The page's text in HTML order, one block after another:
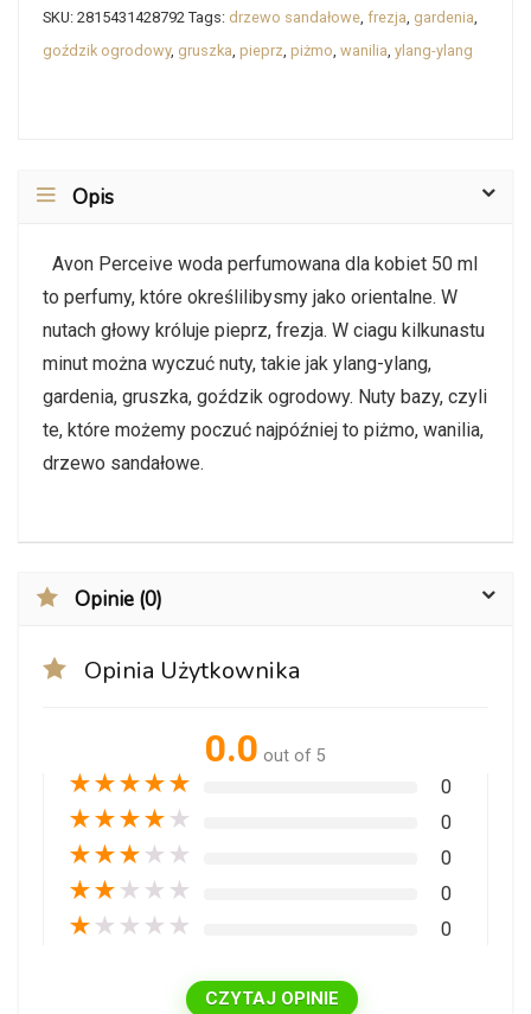
SKU: 2815431428792 Tags: drzewo sandałowe, frezja, gardenia,
goździk ogrodowy, gruszka, pieprz, piżmo, wanilia, ylang-ylang
Opis
Avon Perceive woda perfumowana dla kobiet 50 ml
to perfumy, które określilibysmy jako orientalne. W
nutach głowy króluje pieprz, frezja. W ciagu kilkunastu
minut można wyczuć nuty, takie jak ylang-ylang,
gardenia, gruszka, goździk ogrodowy. Nuty bazy, czyli
te, które możemy poczuć najpóźniej to piżmo, wanilia,
drzewo sandałowe.
Opinie (0)
Opinia Użytkownika
0.0 out of 5
★★★★★ 0
★★★★ ★ 0
★★★ ★ ★ 0
★★ ★ ★ ★ 0
★ ★ ★ ★ ★ 0
CZYTAJ OPINIE